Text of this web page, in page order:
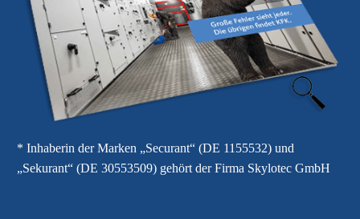
* Inhaberin der Marken „Securant“ (DE 1155532) und
„Sekurant“ (DE 30553509) gehört der Firma Skylotec GmbH